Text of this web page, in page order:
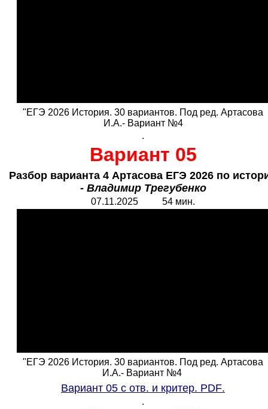
"ЕГЭ 2026 История. 30 вариантов. Под ред. Артасова
И.А.- Вариант №4
.
Вариант 05
Разбор варианта 4 Артасова ЕГЭ 2026 по
- Владимир Трегубенко
07.11.2025 54 мин.
"ЕГЭ 2026 История. 30 вариантов. Под ред. Артасова
И.А.- Вариант №4
Вариант 05 с отв. и критер. PDF.
.